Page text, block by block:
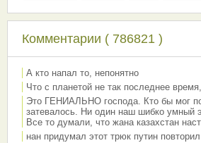
Комментарии ( 786821 )
А кто напал то, непонятно
Что с планетой не так последнее
Это ГЕНИАЛЬНО господа. Кто бы мог
затевалось. Ни один наш шибко умный
Все то думали, что жана казахстан
нан придумал этот трюк путин